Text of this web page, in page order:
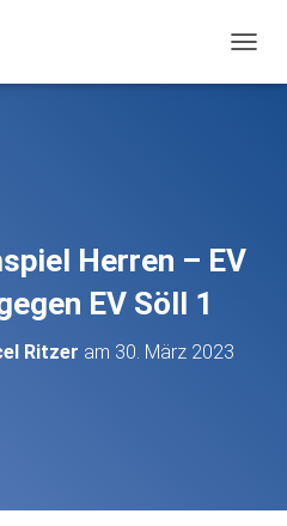
A
Herren – EV
EV Söll 1
Ritzer am 30. März 2023